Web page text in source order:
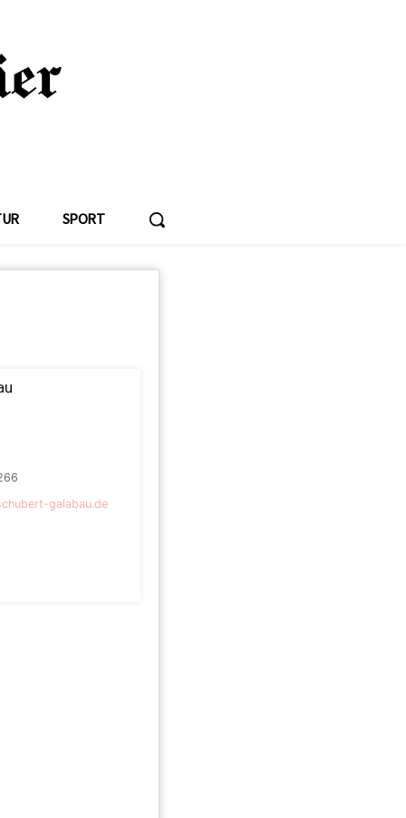
SPORT
galabau.de